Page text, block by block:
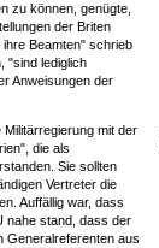
zu können, genügte,
der Briten
Beamten" schrieb
"sind lediglich
Anweisungen der
mit der
die als
Sie sollten
Vertreter die
Auffällig war, dass
nahe stand, dass der
Generalreferenten aus